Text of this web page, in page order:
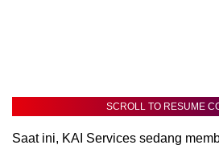
SCROLL TO RESUME
Saat ini, KAI Services sedang